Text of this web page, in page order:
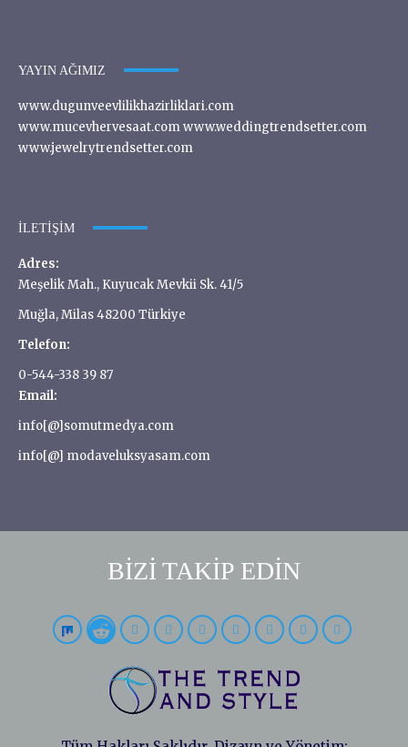
YAYIN AĞIMIZ
www.dugunveevlilikhazirliklari.com
www.mucevhervesaat.com www.weddingtrendsetter.com
www.jewelrytrendsetter.com
İLETIŞIM
Adres:
Meşelik Mah., Kuyucak Mevkii Sk. 41/5
Muğla, Milas 48200 Türkiye
Telefon:
0-544-338 39 87
Email:
info[@]somutmedya.com
info[@] modaveluksyasam.com
BİZİ TAKİP EDİN